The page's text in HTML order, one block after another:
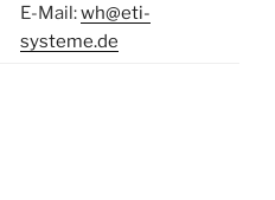
E-Mail:wh@eti-
systeme.de